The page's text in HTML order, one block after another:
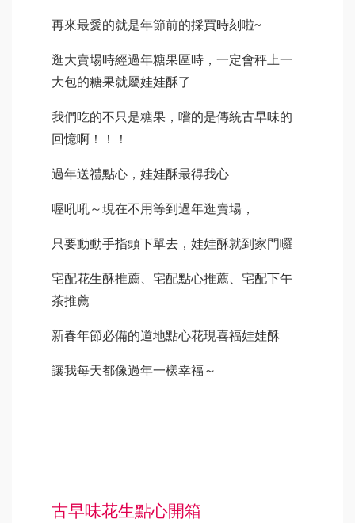
再來最愛的就是年節前的採買時刻啦~
逛大賣場時經過年糖果區時，一定會秤上一
大包的糖果就屬娃娃酥了
我們吃的不只是糖果，嚐的是傳統古早味的
回憶啊！！！
過年送禮點心，娃娃酥最得我心
喔吼吼～現在不用等到過年逛賣場，
只要動動手指頭下單去，娃娃酥就到家門囉
宅配花生酥推薦、宅配點心推薦、宅配下午
茶推薦
新春年節必備的道地點心花現喜福娃娃酥
讓我每天都像過年一樣幸福～
古早味花生點心開箱